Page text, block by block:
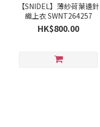
【SNIDEL】薄紗荷葉邊針
織上衣 SWNT264257
HK$800.00